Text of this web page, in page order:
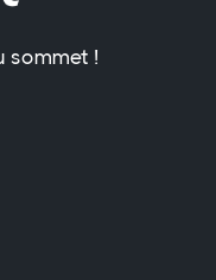
sommet !